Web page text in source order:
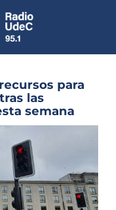
en vivo
para
las
semana